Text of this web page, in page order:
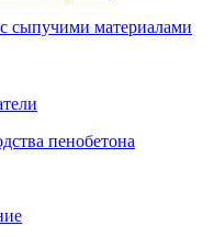
сыпучими материалами
пенобетона